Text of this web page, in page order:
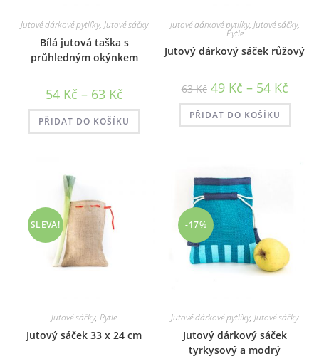
Jutové dárkové pytlíky, Jutové sáčky
Bílá jutová taška s
průhledným okýnkem
54 Kč – 63 KčRozpětí
cen:
54 Kč
až
63 Kč
PŘIDAT DO KOŠÍKU
Jutové dárkové pytlíky, Jutové sáčky,
Pytle
Jutový dárkový sáček růžový
63Kč 49 Kč – 54 Kčcen:
49 Kč
54 Kč
PŘIDAT DO KOŠÍKU
SLEVA!
Jutové sáčky,Pytle
Jutový sáček 33 x 24 cm
-17%
Jutové dárkové pytlíky,Jutové sáčky
Jutový dárkový sáček
tyrkysový a modrý